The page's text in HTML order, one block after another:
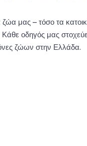
μας – τόσο τα
οδηγός μας
ζώων στην Ελλάδα.